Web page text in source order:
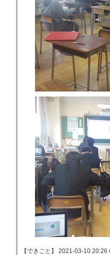
【できごと】 2021-03-10